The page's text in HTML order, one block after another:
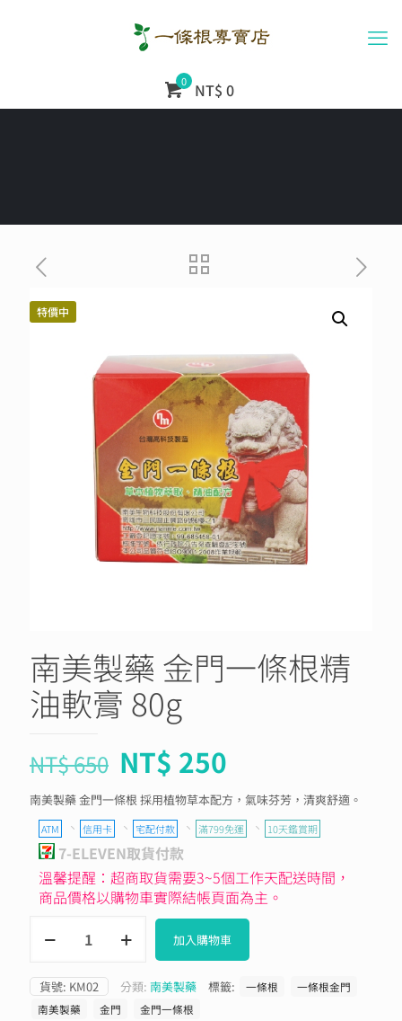
0 NT$ 0
特價中
南美製藥 金門一條根精
油軟膏 80g
NT$650 NT$ 250
南美製藥 金門一條根 採用植物草本配方，氣味芬芳，清爽舒適。
ATM 、 信用卡 、 宅配付款 、 滿799免運 、 10天鑑賞期
7-ELEVEN取貨付款
溫馨提醒：超商取貨需要3~5個工作天配送時間，
商品價格以購物車實際結帳頁面為主。
加入購物車
貨號: KM02 分類: 南美製藥 標籤: 一條根
一條根金門
南美製藥
金門 金門一條根